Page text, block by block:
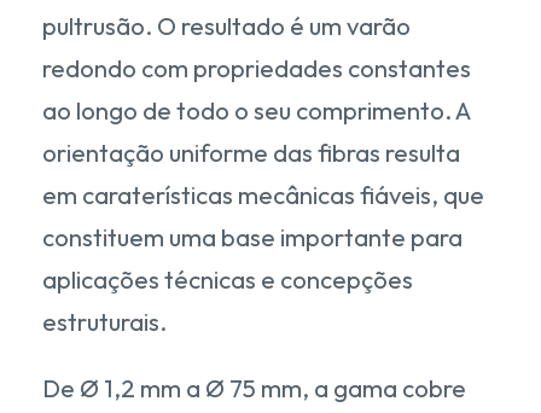
pultrusão. O resultado é um varão
redondo com propriedades constantes
ao longo de todo o seu comprimento. A
orientação uniforme das fibras resulta
em caraterísticas mecânicas fiáveis, que
constituem uma base importante para
aplicações técnicas e concepções
estruturais.
De Ø 1,2 mm a Ø 75 mm, a gama cobre